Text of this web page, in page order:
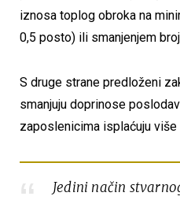
iznosa toplog obroka na
0,5 posto) ili smanjenjem
S druge strane predloženi
smanjuju doprinose
zaposlenicima isplaćuju više
Jedini način